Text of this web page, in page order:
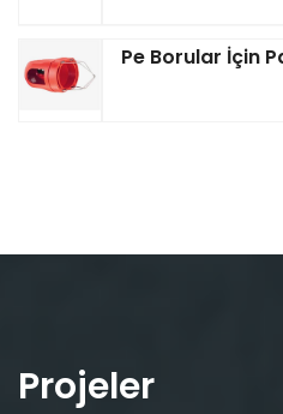
Pe Borular İçin
Projeler